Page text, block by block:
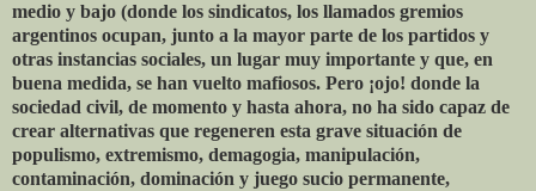
medio y bajo (donde los sindicatos, los llamados gremios
argentinos ocupan, junto a la mayor parte de los partidos y
otras instancias sociales, un lugar muy importante y que, en
buena medida, se han vuelto mafiosos. Pero ¡ojo! donde la
sociedad civil, de momento y hasta ahora, no ha sido capaz de
crear alternativas que regeneren esta grave situación de
populismo, extremismo, demagogia, manipulación,
contaminación, dominación y juego sucio permanente,